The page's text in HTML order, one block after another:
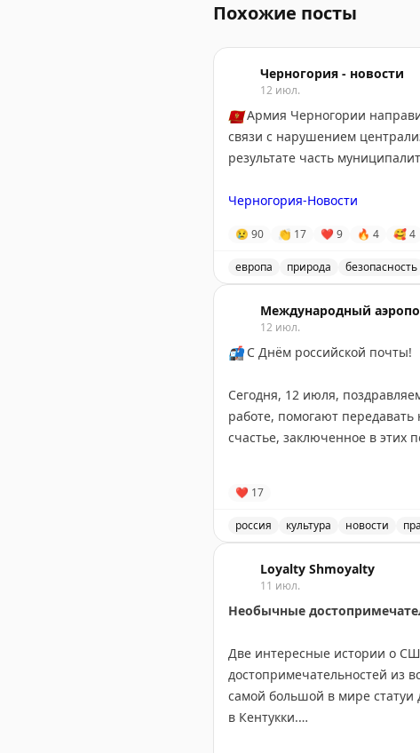
Похожие посты
Черногория - новости
12 июл.
🇲🇪Армия Черногории
связи с нарушением
результате часть
Черногория-Новости
😢 90 👏 17 ❤ 9 🔥 4 🥰4
европа природа безопасность
Международный
12 июл.
📬С Днём российской почты!
Сегодня, 12 июля,
работе, помогают передавать на расстоянии не просто посылки и письма, но и радость, хорошее настроение,
счастье, заключенное в этих
📸Андрей Лавринович
❤ 17
россия культура новости
Loyalty Shmoyalty
11 июл.
Необычные
Две интересные истории о
достопримечательностей из
самой большой в мире статуи
в Кентукки.